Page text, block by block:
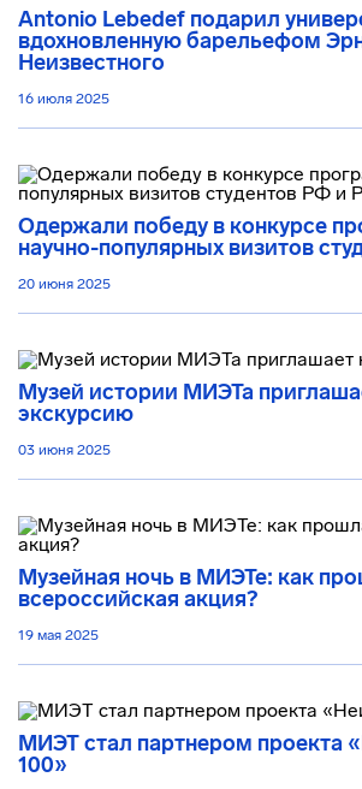
Antonio Lebedef подарил
вдохновленную барельефом
Неизвестного
16 июля 2025
Одержали победу в конкурсе
научно-популярных визитов
20 июня 2025
Музей истории МИЭТа
экскурсию
03 июня 2025
Музейная ночь в МИЭТе: как
всероссийская акция?
19 мая 2025
МИЭТ стал партнером проекта
100»